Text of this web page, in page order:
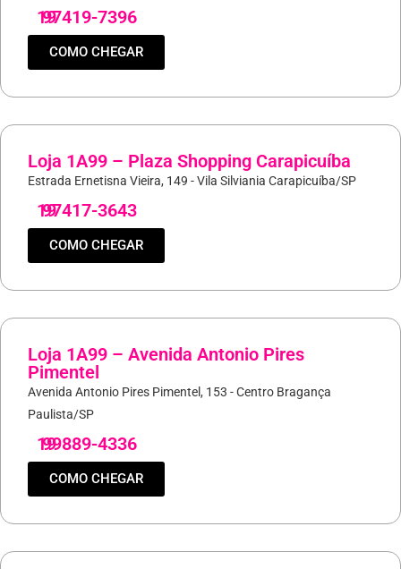
19
97419-7396
COMO CHEGAR
Loja 1A99 – Plaza Shopping Carapicuíba
Estrada Ernetisna Vieira, 149 - Vila Silviania Carapicuíba/SP
19
97417-3643
COMO CHEGAR
Loja 1A99 – Avenida Antonio Pires
Pimentel
Avenida Antonio Pires Pimentel, 153 - Centro Bragança
Paulista/SP
19
99889-4336
COMO CHEGAR